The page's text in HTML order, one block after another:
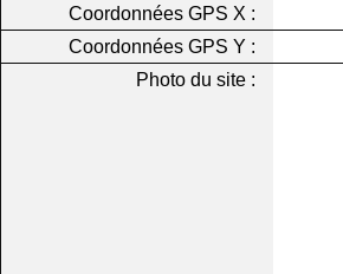
Coordonnées GPS X :
Coordonnées GPS Y :
Photo du site :